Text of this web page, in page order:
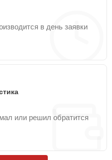
в день заявки
или решил обратится